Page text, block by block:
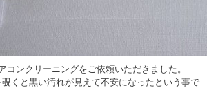
ンクリーニングをご依頼いただきました。
くと黒い汚れが見えて不安になったという事で